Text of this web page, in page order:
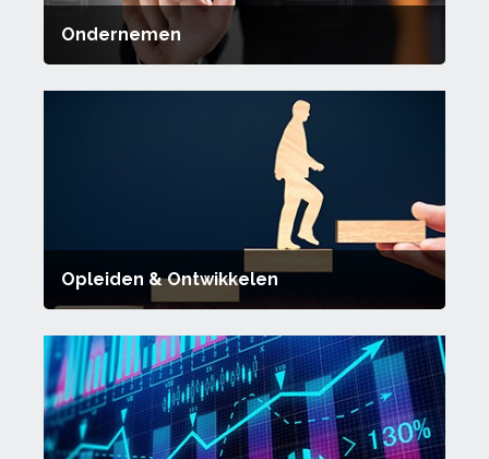
Ondernemen
Opleiden & Ontwikkelen